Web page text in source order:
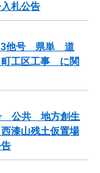
札公告
K3他号 県単 道
町工区工事 に関
公共 地方創生
漆山残土仮置場